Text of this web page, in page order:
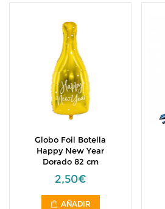
Globo Foil Botella
Happy New Year
Dorado 82 cm
2,50€
AÑADIR